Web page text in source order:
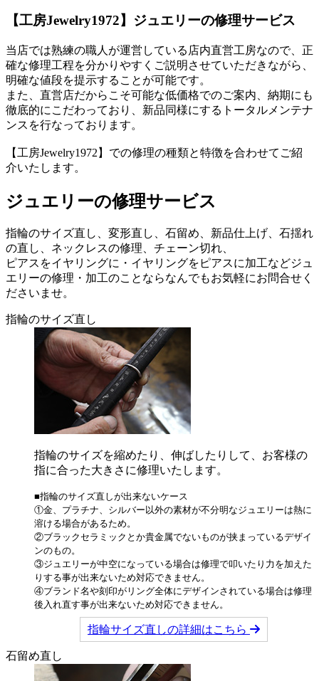
【工房Jewelry1972】ジュエリーの修理サービス
当店では熟練の職人が運営している店内直営工房なので、正
確な修理工程を分かりやすくご説明させていただきながら、
明確な値段を提示することが可能です。
また、直営店だからこそ可能な低価格でのご案内、納期にも
徹底的にこだわっており、新品同様にするトータルメンテナ
ンスを行なっております。
【工房Jewelry1972】での修理の種類と特徴を合わせてご紹
介いたします。
ジュエリーの修理サービス
指輪のサイズ直し、変形直し、石留め、新品仕上げ、石揺れ
の直し、ネックレスの修理、チェーン切れ、
ピアスをイヤリングに・イヤリングをピアスに加工などジュ
エリーの修理・加工のことならなんでもお気軽にお問合せく
ださいませ。
指輪のサイズ直し
指輪のサイズを縮めたり、伸ばしたりして、お客様の
指に合った大きさに修理いたします。
■指輪のサイズ直しが出来ないケース
①金、プラチナ、シルバー以外の素材が不分明なジュエリーは熱に
溶ける場合があるため。
②ブラックセラミックとか貴金属でないものが挟まっているデザイ
ンのもの。
③ジュエリーが中空になっている場合は修理で叩いたり力を加えた
りする事が出来ないため対応できません。
④ブランド名や刻印がリング全体にデザインされている場合は修理
後入れ直す事が出来ないため対応できません。
指輪サイズ直しの詳細はこちら
石留め直し